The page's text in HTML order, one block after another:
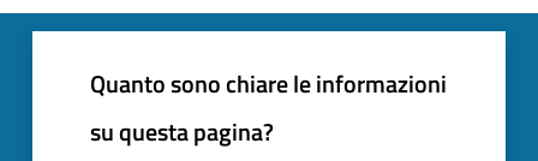
Quanto sono chiare le informazioni
su questa pagina?